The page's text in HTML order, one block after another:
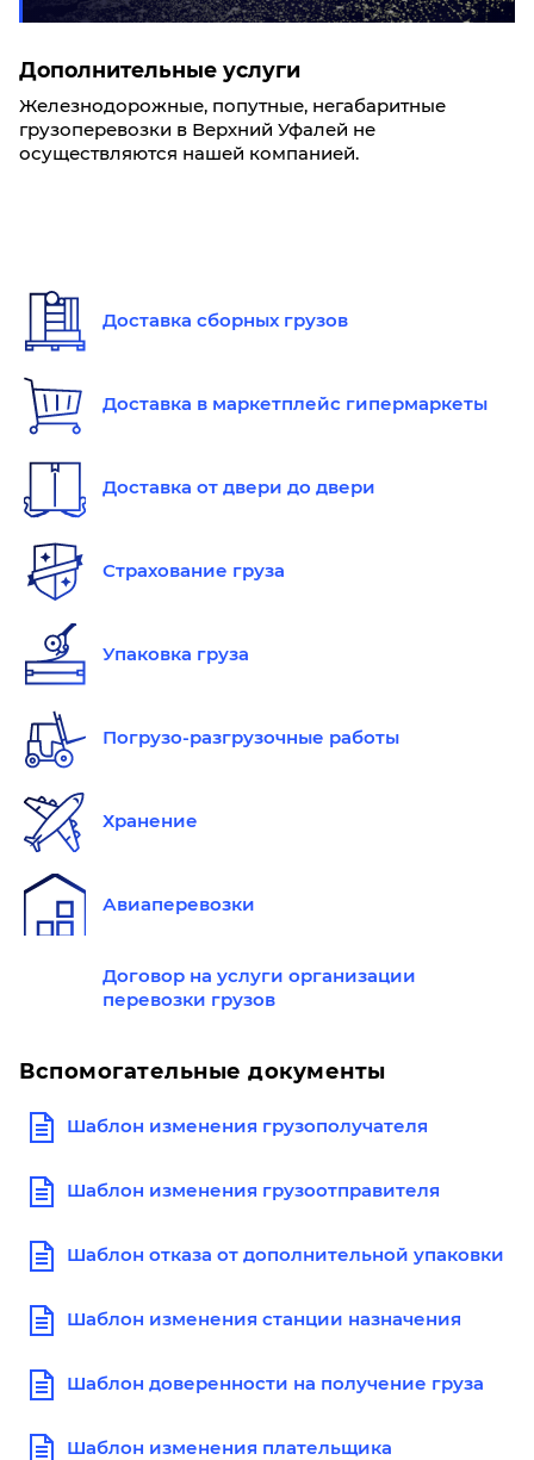
Дополнительные услуги
Железнодорожные, попутные, негабаритные
грузоперевозки в Верхний Уфалей не
осуществляются нашей компанией.
Доставка сборных грузов
Доставка в маркетплейс гипермаркеты
Доставка от двери до двери
Страхование груза
Упаковка груза
Погрузо-разгрузочные работы
Хранение
Авиаперевозки
Договор на услуги организации
перевозки грузов
Вспомогательные документы
Шаблон изменения грузополучателя
Шаблон изменения грузоотправителя
Шаблон отказа от дополнительной упаковки
Шаблон изменения станции назначения
Шаблон доверенности на получение груза
Шаблон изменения плательщика